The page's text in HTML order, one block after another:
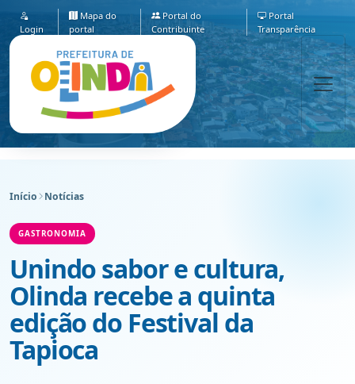
Login
Mapa do
portal
Portal do
Contribuinte
Portal
Transparência
Início Notícias
GASTRONOMIA
Unindo sabor e cultura,
Olinda recebe a quinta
edição do Festival da
Tapioca